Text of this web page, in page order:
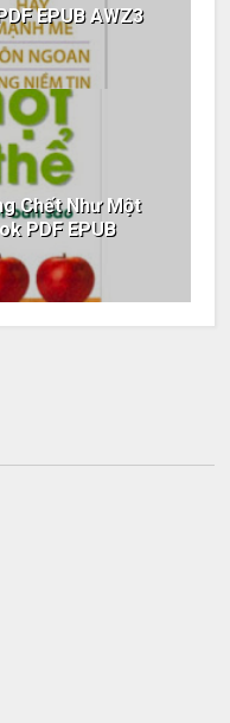
EPUB AWZ3
Chết Như Một
PDF EPUB